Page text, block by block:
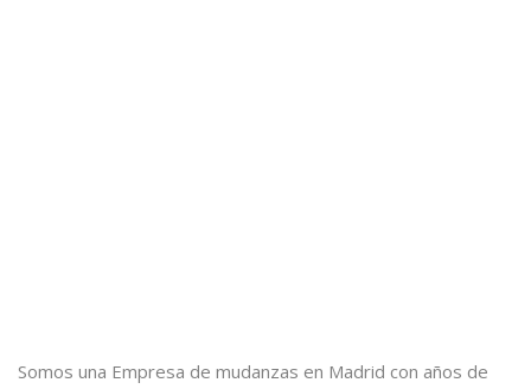
Somos una Empresa de mudanzas en Madrid con años de